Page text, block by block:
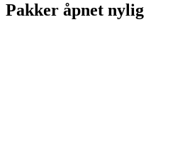
Pakker åpnet nylig